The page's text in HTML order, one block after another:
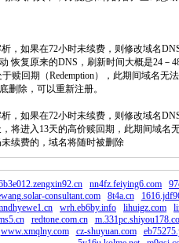
，如果在72小时未续费，则修改域名
恢复原来的DNS，刷新时间大概是24－
赎回期（Redemption），此期间域名无
删除，可以重新注册。
，如果在72小时未续费，则修改域名
将进入13天的高价赎回期，此期间域名
续费的，域名将随时被删除
nn4fz.feiying6.com
consultant.com 8t4a.cn
wrh.eb6by.info lihuigz.com
redtone.com.cn
www.xmqlny.com cz-shuyuan.com